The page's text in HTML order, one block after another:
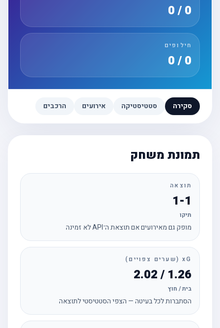
חילופים
סקירה סטטיסטיקה אירועים הרכבים
תמונת משחק
תוצאה
1-1
תיקו
מופק גם מאירועים אם תוצאת ה־API לא זמינה
xG (שערים צפויים)
1.26 / 2.02
בית / חוץ
הסתברות לכל בעיטה — הצפי הסטטיסטי לתוצאה